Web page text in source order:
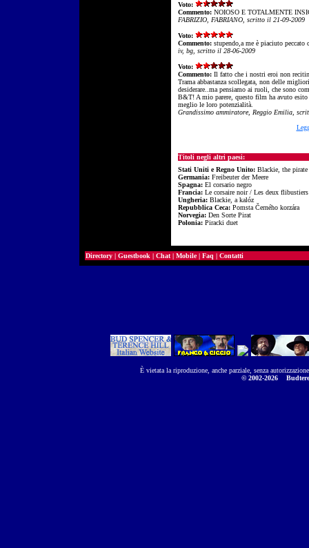
Voto:
Commento: NOIOSO E TOTALMENTE
FABRIZIO, FABRIANO, scritto il 21-09-2009
Voto:
Commento: stupendo,a me è piaciuto peccato
iv, bg, scritto il 28-06-2009
Voto:
Commento: Il fatto che i nostri eroi non
Trama abbastanza scollegata, non delle
desiderare..ma pensiamo ai ruoli, che sono
B&T! A mio parere, questo film ha avuto
meglio le loro potenzialità.
Grandissimo ammiratore, Reggio Emilia,
Titoli negli altri paesi:
Stati Uniti e Regno Unito: Blackie, the pirate
Germania: Freibeuter der Meere
Spagna: El corsario negro
Francia: Le corsaire noir / Les deux flibustiers
Ungheria: Blackie, a kalóz
Repubblica Ceca: Pomsta Černého korzára
Norvegia: Den Sorte Pirat
Polonia: Piracki duet
Directory | Guestbook | Chat | Mobile| Faq | Contatti
È vietata la riproduzione, anche parziale, senza
© 2002-2026